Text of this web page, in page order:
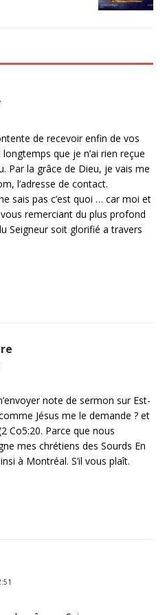
de recevoir enfin de vos
que je n’ai rien reçue
Par la grâce de Dieu, je vais me
l’adresse de contact.
sais pas c’est quoi … car moi et
remerciant du plus profond
Seigneur soit glorifié a travers
note de sermon sur Est-
Jésus me le demande ? et
Co5:20. Parce que nous
mes chrétiens des Sourds En
à Montréal. S’il vous plaît.